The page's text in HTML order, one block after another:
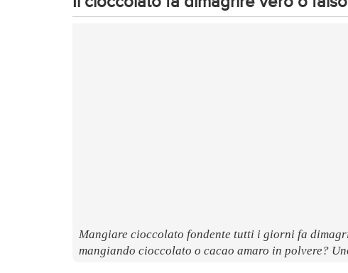
Mangiare cioccolato fondente tutti i giorni fa
mangiando cioccolato o cacao amaro in polvere?